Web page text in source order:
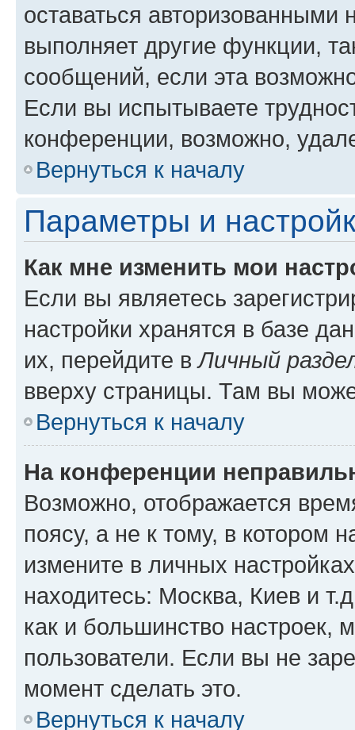
оставаться авторизованными
выполняет другие функции,
сообщений, если эта
Если вы испытываете
конференции, возможно,
Вернуться к началу
Параметры и
Как мне изменить мои
Если вы являетесь
настройки хранятся в базе
их, перейдите вЛичный
вверху страницы. Там вы
Вернуться к началу
На конференции
Возможно, отображается
поясу, а не к тому, в котором
измените в личных
находитесь: Москва, Киев и
как и большинство настроек,
пользователи. Если вы не
момент сделать это.
Вернуться к началу